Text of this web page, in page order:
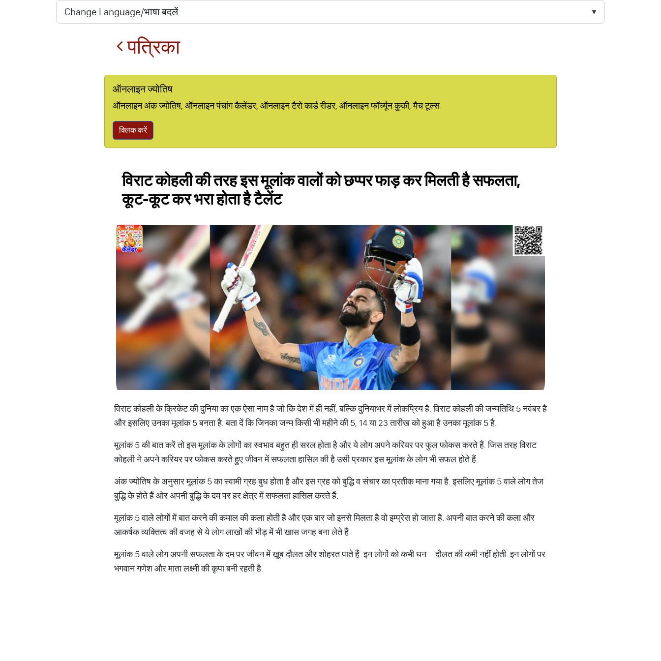
पत्रिका
ऑनलाइन ज्योतिष
ऑनलाइन अंक ज्योतिष, ऑनलाइन पंचांग कैलेंडर, ऑनलाइन टैरो कार्ड रीडर, ऑनलाइन फॉर्च्यून कुकी, मैच टूल्स
क्लिक करें
विराट कोहली की तरह इस मूलांक वालों को छप्पर फाड़ कर मिलती है सफलता,
कूट-कूट कर भरा होता है टैलेंट
विराट कोहली के क्रिकेट की दुनिया का एक ऐसा नाम है जो कि देश में ही नहीं, बल्कि दुनियाभर में लोकप्रिय है. विराट कोहली की जन्मतिथि 5 नवंबर है
और इसलिए उनका मूलांक 5 बनता है. बता दें कि जिनका जन्म किसी भी महीने की 5, 14 या 23 तारीख को हुआ है उनका मूलांक 5 है.
मूलांक 5 की बात करें तो इस मूलांक के लोगों का स्वभाव बहुत ही सरल होता है और ये लोग अपने करियर पर फुल फोकस करते हैं. जिस तरह विराट
कोहली ने अपने करियर पर फोकस करते हुए जीवन में सफलता हासिल की है उसी प्रकार इस मूलांक के लोग भी सफल होते हैं.
अंक ज्योतिष के अनुसार मूलांक 5 का स्वामी ग्रह बुध होता है और इस ग्रह को बुद्धि व संचार का प्रतीक माना गया है. इसलिए मूलांक 5 वाले लोग तेज
बुद्धि के होते हैं ओर अपनी बुद्धि के दम पर हर क्षेत्र में सफलता हासिल करते हैं.
मूलांक 5 वाले लोगों में बात करने की कमाल की कला होती है और एक बार जो इनसे मिलता है वो इम्प्रेस हो जाता है. अपनी बात करने की कला और
आकर्षक व्यक्तित्व की वजह से ये लोग लाखों की भीड़ में भी खास जगह बना लेते हैं.
मूलांक 5 वाले लोग अपनी सफलता के दम पर जीवन में खूब दौलत और शोहरत पाते हैं. इन लोगों को कभी धन—दौलत की कमी नहीं होती. इन लोगों पर
भगवान गणेश और माता लक्ष्मी की कृपा बनी रहती है.